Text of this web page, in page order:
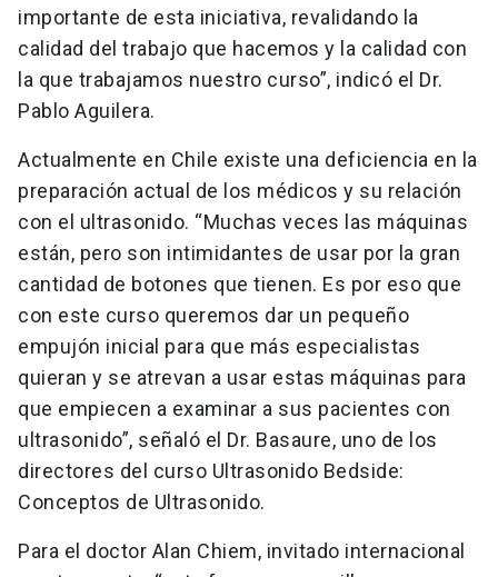
importante de esta iniciativa, revalidando la
calidad del trabajo que hacemos y la calidad con
la que trabajamos nuestro curso”, indicó el Dr.
Pablo Aguilera.
Actualmente en Chile existe una deficiencia en la
preparación actual de los médicos y su relación
con el ultrasonido. “Muchas veces las máquinas
están, pero son intimidantes de usar por la gran
cantidad de botones que tienen. Es por eso que
con este curso queremos dar un pequeño
empujón inicial para que más especialistas
quieran y se atrevan a usar estas máquinas para
que empiecen a examinar a sus pacientes con
ultrasonido”, señaló el Dr. Basaure, uno de los
directores del curso Ultrasonido Bedside:
Conceptos de Ultrasonido.
Para el doctor Alan Chiem, invitado internacional